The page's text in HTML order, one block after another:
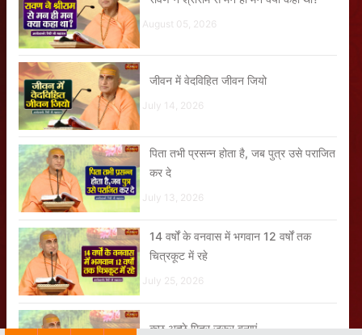
August 05, 2026
जीवन में वेदविहित जीवन जियो
July 14, 2026
पिता तभी प्रसन्न होता है, जब पुत्र उसे पराजित
कर दे
July 13, 2026
14 वर्षों के वनवास में भगवान 12 वर्षों तक
चित्रकूट में रहे
July 25, 2026
कुछ अच्छे मित्र जरूर बनाएं